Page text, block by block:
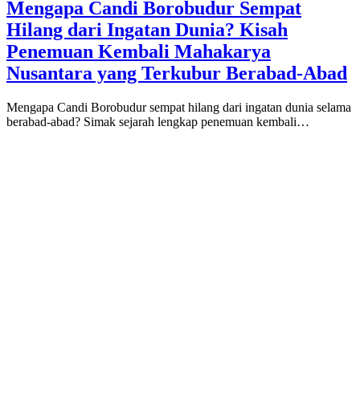
Mengapa Candi Borobudur Sempat
Hilang dari Ingatan Dunia? Kisah
Penemuan Kembali Mahakarya
Nusantara yang Terkubur Berabad-Abad
Mengapa Candi Borobudur sempat hilang dari ingatan dunia selama
berabad-abad? Simak sejarah lengkap penemuan kembali…